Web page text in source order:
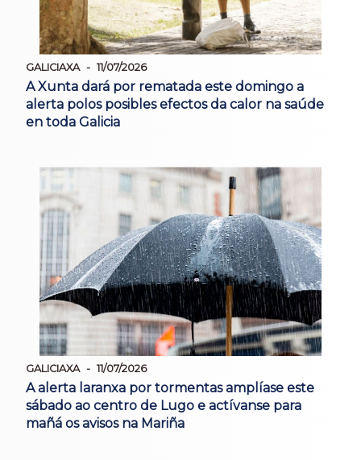
GALICIAXA 11/07/2026
A Xunta dará por rematada este domingo a
alerta polos posibles efectos da calor na saúde
en toda Galicia
GALICIAXA 11/07/2026
A alerta laranxa por tormentas amplíase este
sábado ao centro de Lugo e actívanse para
mañá os avisos na Mariña